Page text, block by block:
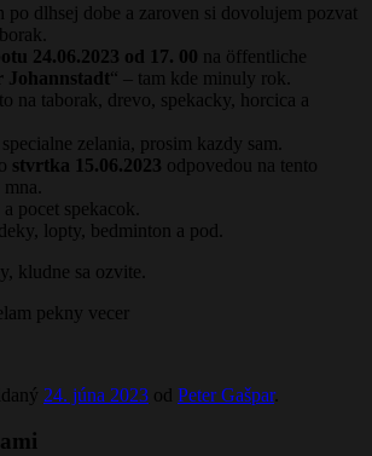
po dlhsej dobe a zaroven si dovolujem pozvat
24.06.2023 od 17. 00 na öffentliche
Johannstadt“ – tam kde minuly rok.
na taborak, drevo, spekacky, horcica a
zelania, prosim kazdy sam.
stvrtka 15.06.2023 odpovedou na tento
pocet spekacok.
lopty, bedminton a pod.
kludne sa ozvite.
pekny vecer
24. júna 2023 od Peter Gašpar.